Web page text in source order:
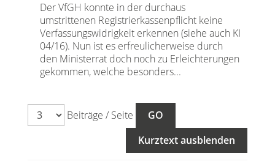
Der VfGH konnte in der durchaus
umstrittenen Registrierkassenpflicht keine
Verfassungswidrigkeit erkennen (siehe auch KI
04/16). Nun ist es erfreulicherweise durch
den Ministerrat doch noch zu Erleichterungen
gekommen, welche besonders...
Beiträge / Seite
Kurztext ausblenden